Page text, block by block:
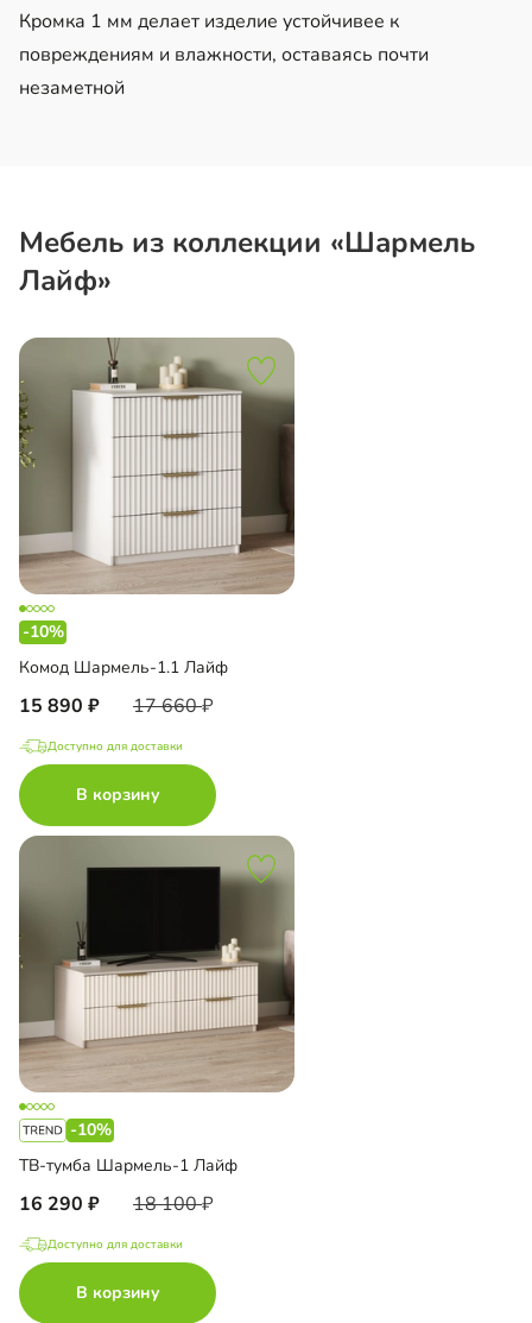
Кромка 1 мм делает изделие устойчивее к
повреждениям и влажности, оставаясь почти
незаметной
Мебель из коллекции «Шармель
Лайф»
-10%
Комод Шармель-1.1 Лайф
15 890 17 660
Доступно для доставки
В корзину
-10%
ТВ-тумба Шармель-1 Лайф
16 290 18 100
Доступно для доставки
В корзину